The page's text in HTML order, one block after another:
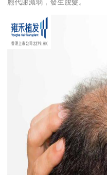
胞代謝減弱，發生脫髮。